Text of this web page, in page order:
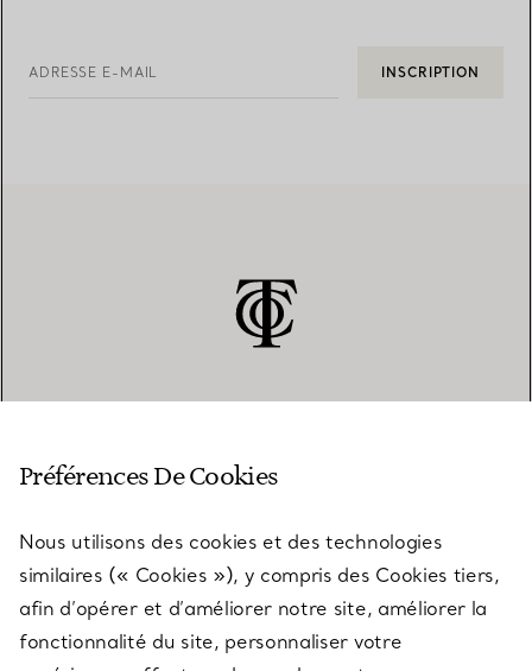
ADRESSE E-MAIL INSCRIPTION
SERVICES
À PROPOS
Préférences De Cookies
Nous utilisons des cookies et des technologies
similaires (« Cookies »), y compris des Cookies tiers,
afin d’opérer et d’améliorer notre site, améliorer la
fonctionnalité du site, personnaliser votre